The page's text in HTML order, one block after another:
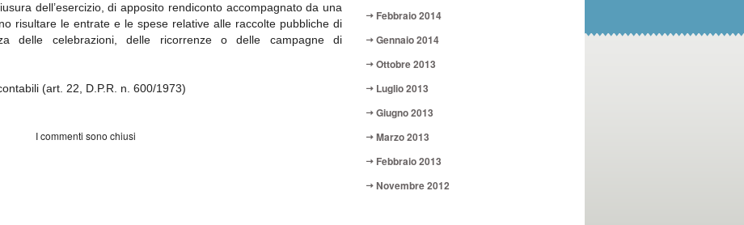
dell’esercizio, di apposito rendiconto accompagnato da una
risultare le entrate e le spese relative alle raccolte pubbliche di
delle celebrazioni, delle ricorrenze o delle campagne di
(art. 22, D.P.R. n. 600/1973)
I commenti sono chiusi
Febbraio 2014
Gennaio 2014
Ottobre 2013
Luglio 2013
Giugno 2013
Marzo 2013
Febbraio 2013
Novembre 2012